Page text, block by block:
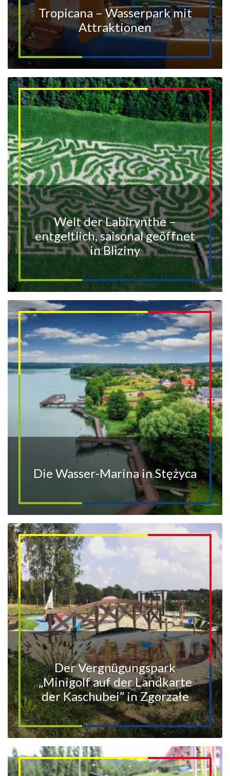
Tropicana – Wasserpark mit
Attraktionen
Welt der Labirynthe –
entgeltlich, saisonal geöffnet
in Bliziny
Die Wasser-Marina in Stężyca
Der Vergnügungspark
„Minigolf auf der Landkarte
der Kaschubei” in Zgorzałe